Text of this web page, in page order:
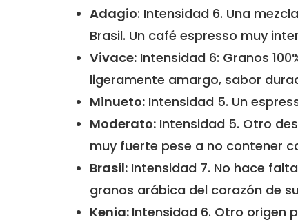
Adagio: Intensidad 6. Una
Brasil. Un café espresso muy
Vivace: Intensidad 6: Granos
ligeramente amargo, sabor
Minueto: Intensidad 5. Un
Moderato: Intensidad 5. Otro
muy fuerte pese a no contener
Brasil: Intensidad 7. No hace
granos arábica del corazón de
Kenia: Intensidad 6. Otro origen